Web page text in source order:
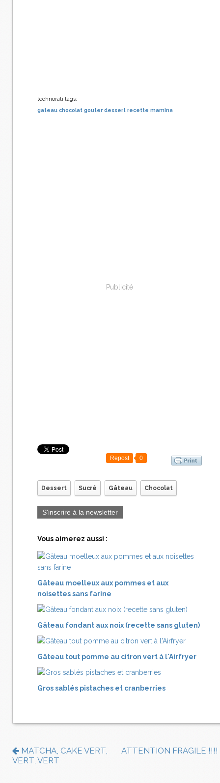
technorati tags:
gateau chocolat gouter dessert recette mamina
Publicité
Repost 0
Dessert Sucré Gâteau Chocolat
S'inscrire à la newsletter
Vous aimerez aussi :
Gâteau moelleux aux pommes et aux
noisettes sans farine
Gâteau fondant aux noix (recette sans gluten)
Gâteau tout pomme au citron vert à l'Airfryer
Gros sablés pistaches et cranberries
MATCHA, CAKE VERT,
VERT, VERT
ATTENTION FRAGILE !!!!